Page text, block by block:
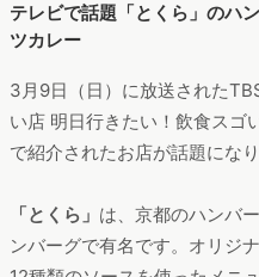
テレビで話題「とくら」のハ
ツカレー
3月9日（日）に放送された
い店 明日行きたい！飲食スゴ
で紹介されたお店が話題になり
「とくら」 は、京都のハンバ
ンバーグで有名です。オリジ